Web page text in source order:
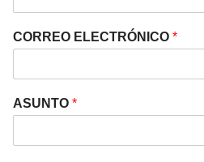
CORREO ELECTRÓNICO *
ASUNTO *